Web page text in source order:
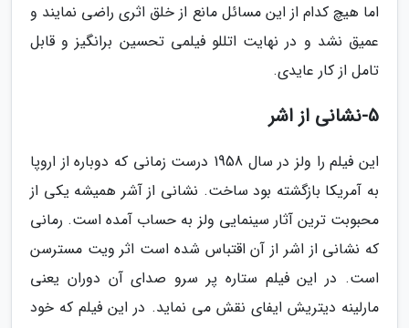
اما هیچ کدام از این مسائل مانع از خلق اثری راضی نمایند و
عمیق نشد و در نهایت اتللو فیلمی تحسین برانگیز و قابل
تامل از کار عایدی.
5-نشانی از اشر
این فیلم را ولز در سال 1958 درست زمانی که دوباره از اروپا
به آمریکا بازگشته بود ساخت. نشانی از آشر همیشه یکی از
محبوبت ترین آثار سینمایی ولز به حساب آمده است. رمانی
که نشانی از اشر از آن اقتباس شده است اثر ویت مسترسن
است. در این فیلم ستاره پر سرو صدای آن دوران یعنی
مارلینه دیتریش ایفای نقش می نماید. در این فیلم که خود